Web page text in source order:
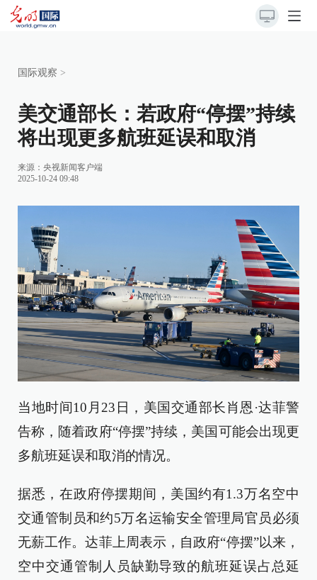
国际观察 >
美交通部长：若政府“停摆”持续
将出现更多航班延误和取消
来源： 央视新闻客户端
2025-10-24 09:48
当地时间10月23日，美国交通部长肖恩·达菲警
告称，随着政府“停摆”持续，美国可能会出现更
多航班延误和取消的情况。
据悉，在政府停摆期间，美国约有1.3万名空中
交通管制员和约5万名运输安全管理局官员必须
无薪工作。达菲上周表示，自政府“停摆”以来，
空中交通管制人员缺勤导致的航班延误占总延